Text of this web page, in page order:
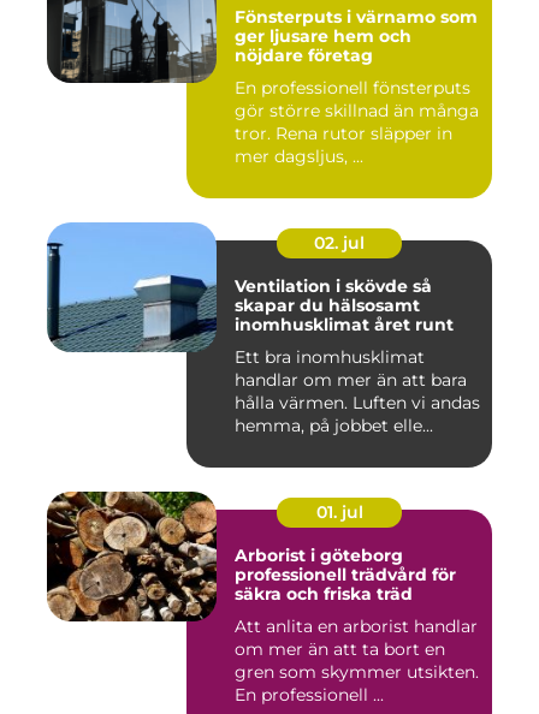
Fönsterputs i värnamo som
ger ljusare hem och
nöjdare företag
En professionell fönsterputs
gör större skillnad än många
tror. Rena rutor släpper in
mer dagsljus, ...
02. jul
Ventilation i skövde så
skapar du hälsosamt
inomhusklimat året runt
Ett bra inomhusklimat
handlar om mer än att bara
hålla värmen. Luften vi andas
hemma, på jobbet elle...
01. jul
Arborist i göteborg
professionell trädvård för
säkra och friska träd
Att anlita en arborist handlar
om mer än att ta bort en
gren som skymmer utsikten.
En professionell ...